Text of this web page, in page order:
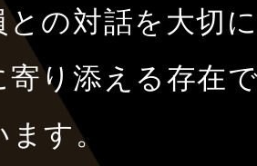
との対話を大切
寄り添える存在
す。